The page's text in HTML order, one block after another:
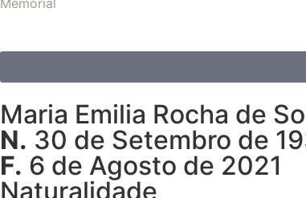
Memorial
Maria Emilia Rocha de
N. 30 de Setembro de
F. 6 de Agosto de 2021
Naturalidade